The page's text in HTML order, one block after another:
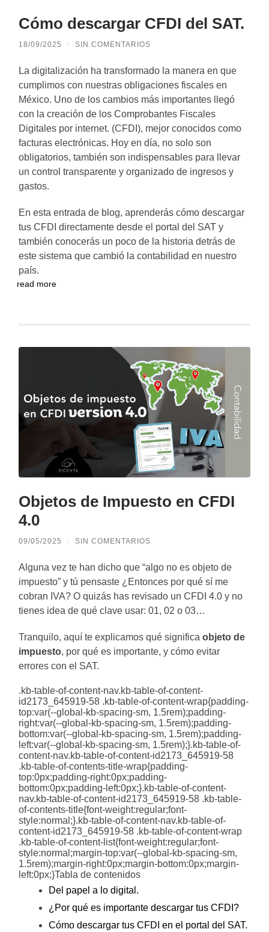
Cómo descargar CFDI del SAT.
18/09/2025 / SIN COMENTARIOS
La digitalización ha transformado la manera en que
cumplimos con nuestras obligaciones fiscales en
México. Uno de los cambios más importantes llegó
con la creación de los Comprobantes Fiscales
Digitales por internet. (CFDI), mejor conocidos como
facturas electrónicas. Hoy en día, no solo son
obligatorios, también son indispensables para llevar
un control transparente y organizado de ingresos y
gastos.
En esta entrada de blog, aprenderás cómo descargar
tus CFDI directamente desde el portal del SAT y
también conocerás un poco de la historia detrás de
este sistema que cambió la contabilidad en nuestro
país.
read more
Objetos de Impuesto en CFDI
4.0
09/05/2025 / SIN COMENTARIOS
Alguna vez te han dicho que “algo no es objeto de
impuesto” y tú pensaste ¿Entonces por qué sí me
cobran IVA? O quizás has revisado un CFDI 4.0 y no
tienes idea de qué clave usar: 01, 02 o 03…
Tranquilo, aquí te explicamos qué significaobjeto de
impuesto, por qué es importante, y cómo evitar
errores con el SAT.
.kb-table-of-content-nav.kb-table-of-content-
id2173_645919-58 .kb-table-of-content-wrap{padding-
top:var(--global-kb-spacing-sm, 1.5rem);padding-
right:var(--global-kb-spacing-sm, 1.5rem);padding-
bottom:var(--global-kb-spacing-sm, 1.5rem);padding-
left:var(--global-kb-spacing-sm, 1.5rem);}.kb-table-of-
content-nav.kb-table-of-content-id2173_645919-58
.kb-table-of-contents-title-wrap{padding-
top:0px;padding-right:0px;padding-
bottom:0px;padding-left:0px;}.kb-table-of-content-
nav.kb-table-of-content-id2173_645919-58 .kb-table-
of-contents-title{font-weight:regular;font-
style:normal;}.kb-table-of-content-nav.kb-table-of-
content-id2173_645919-58 .kb-table-of-content-wrap
.kb-table-of-content-list{font-weight:regular;font-
style:normal;margin-top:var(--global-kb-spacing-sm,
1.5rem);margin-right:0px;margin-bottom:0px;margin-
left:0px;}Tabla de contenidos
Del papel a lo digital.
¿Por qué es importante descargar tus CFDI?
Cómo descargar tus CFDI en el portal del SAT.